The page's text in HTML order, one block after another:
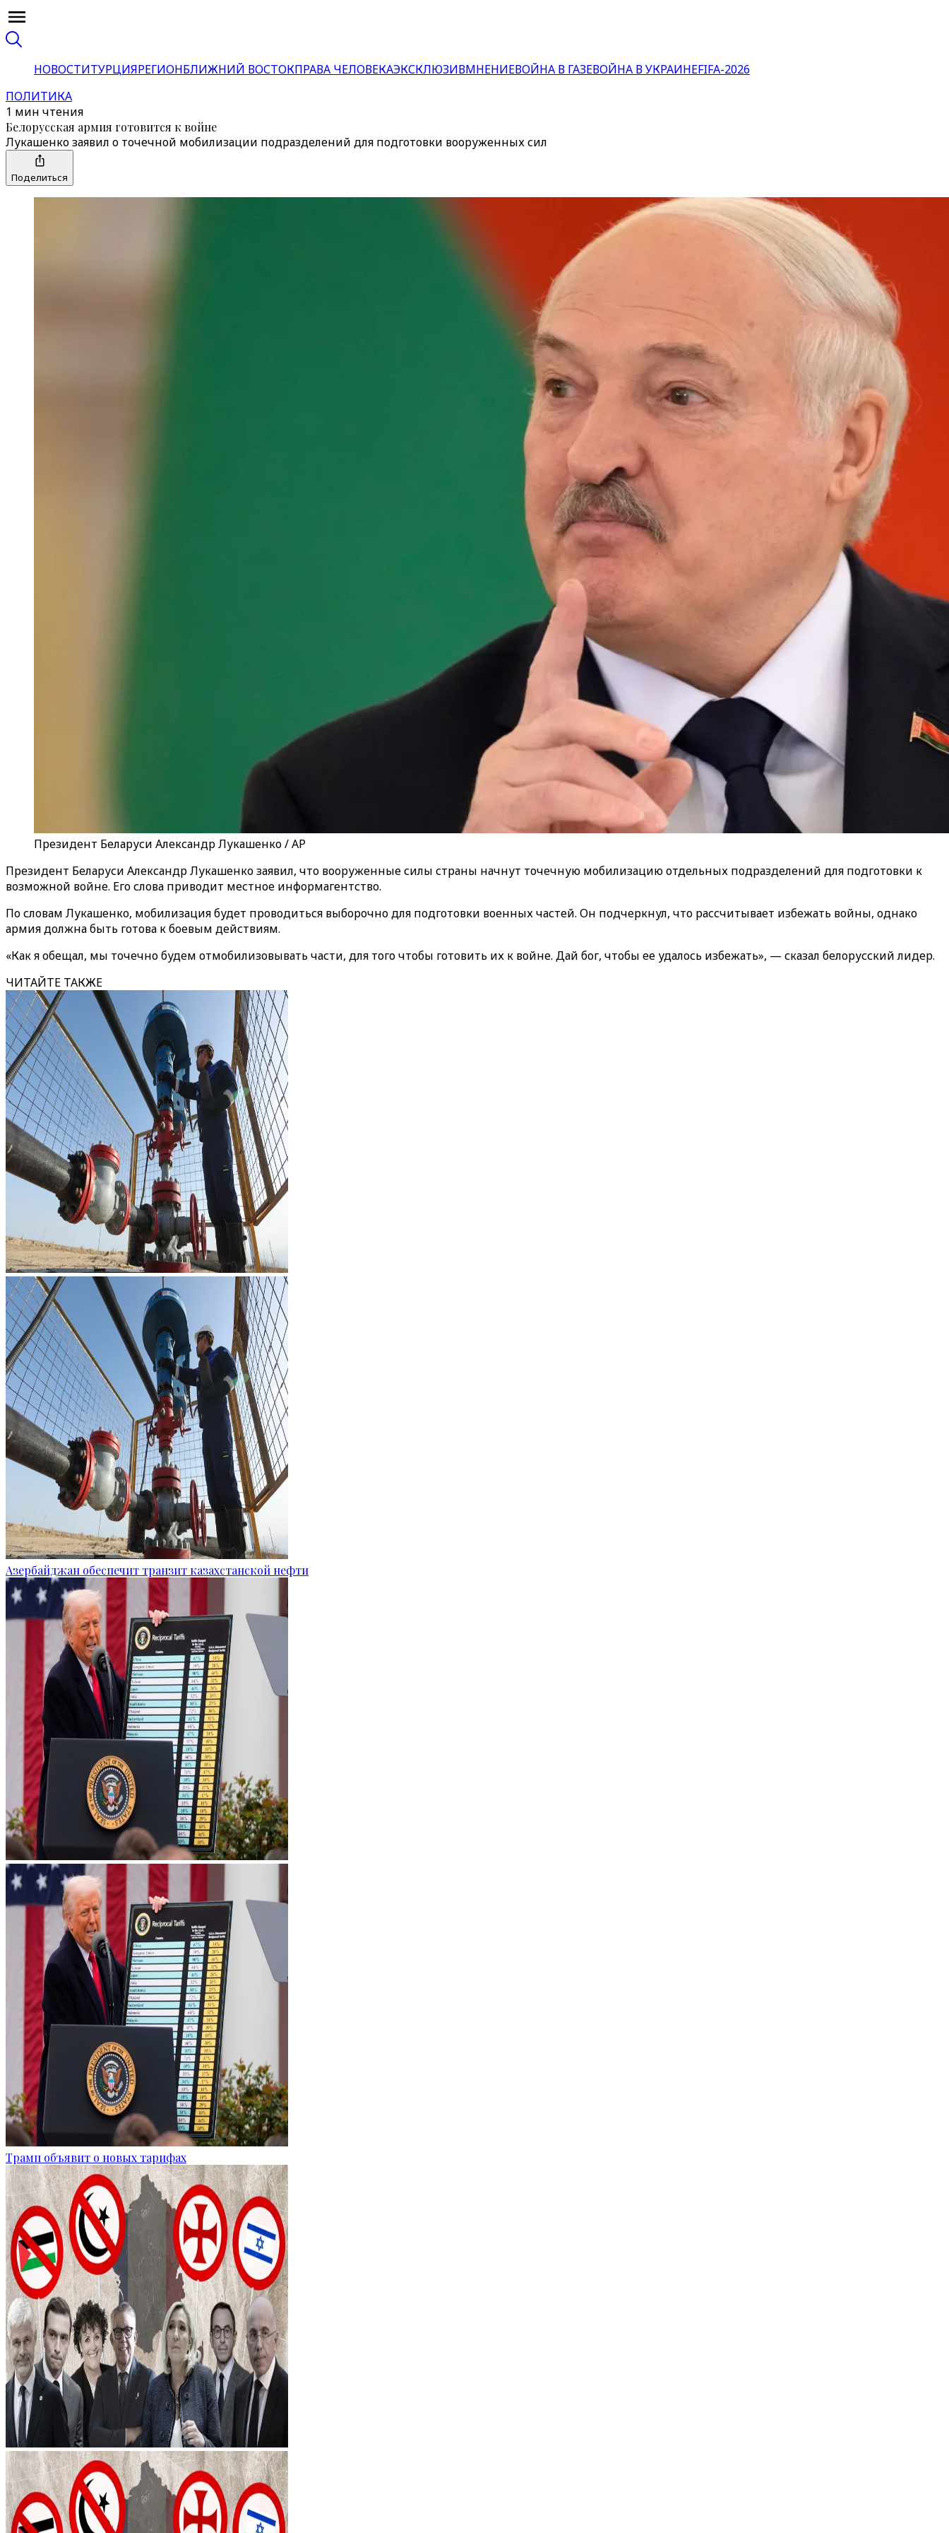
НОВОСТИТУРЦИЯРЕГИОНБЛИЖНИЙ ВОСТОКПРАВА ЧЕЛОВЕКАЭКСКЛЮЗИВМНЕНИЕВОЙНА В ГАЗЕВОЙНА В УКРАИНЕFIFA-2026
ПОЛИТИКА
1 мин чтения
Белорусская армия готовится к войне
Лукашенко заявил о точечной мобилизации подразделений для подготовки вооруженных сил
Поделиться
Президент Беларуси Александр Лукашенко / AP
Президент Беларуси Александр Лукашенко заявил, что вооруженные силы страны начнут точечную мобилизацию отдельных подразделений для подготовки к
возможной войне. Его слова приводит местное информагентство.
По словам Лукашенко, мобилизация будет проводиться выборочно для подготовки военных частей. Он подчеркнул, что рассчитывает избежать войны, однако
армия должна быть готова к боевым действиям.
«Как я обещал, мы точечно будем отмобилизовывать части, для того чтобы готовить их к войне. Дай бог, чтобы ее удалось избежать», — сказал белорусский лидер.
ЧИТАЙТЕ ТАКЖЕ
Азербайджан обеспечит транзит казахстанской нефти
Трамп объявит о новых тарифах